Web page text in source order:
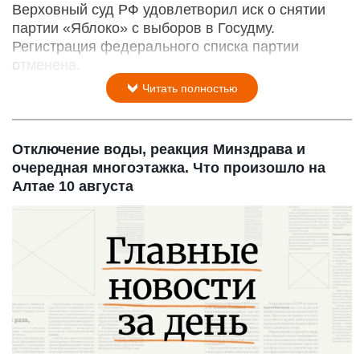
Верховный суд РФ удовлетворил иск о снятии
партии «Яблоко» с выборов в Госудму.
Регистрация федерального списка партии
отменена.
Читать полностью
Отключение воды, реакция Минздрава и
очередная многоэтажка. Что произошло на
Алтае 10 августа